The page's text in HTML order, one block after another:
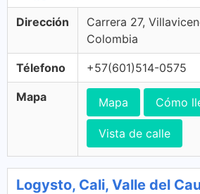
Dirección
Carrera 27,
Colombia
Télefono +57(601)514-0575
Mapa Mapa Cómo
Vista de calle
Logysto, Cali, Valle del